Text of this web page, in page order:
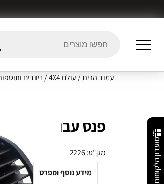
מועדון הלקוחות
עמוד הבית/ עולם 4X4 / זיוודים
פנס עבודה +
מק"ט:2226
מידע נוסף ומפרט